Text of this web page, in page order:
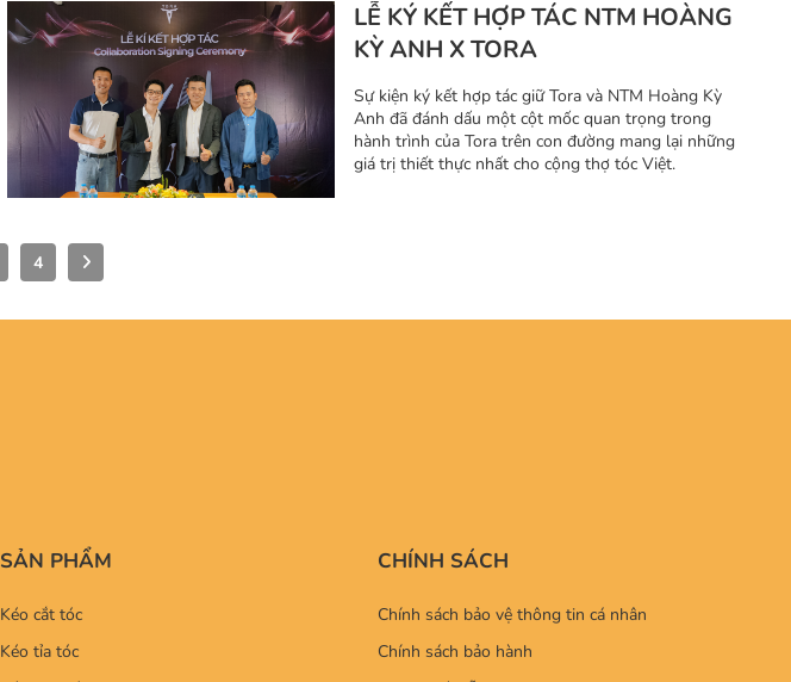
LỄ KÝ KẾT HỢP TÁC NTM HOÀNG
KỲ ANH X TORA
Sự kiện ký kết hợp tác giữ Tora và NTM Hoàng Kỳ
Anh đã đánh dấu một cột mốc quan trọng trong
hành trình của Tora trên con đường mang lại những
giá trị thiết thực nhất cho cộng thợ tóc Việt.
4
SẢN PHẨM
Kéo cắt tóc
Kéo tỉa tóc
CHÍNH SÁCH
Chính sách bảo vệ thông tin cá nhân
Chính sách bảo hành